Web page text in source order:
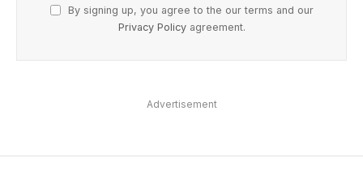
By signing up, you agree to the our terms and our
Privacy Policyagreement.
Advertisement